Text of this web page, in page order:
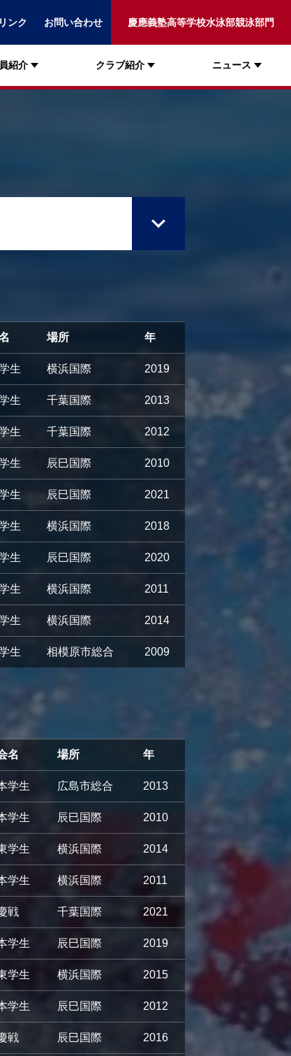
リンク お問い合わせ 慶應義塾高等学校水泳部競泳部門
紹介 クラブ紹介 ニュース
場所 年
生 横浜国際 2019
生 千葉国際 2013
生 千葉国際 2012
生 辰巳国際 2010
生 辰巳国際 2021
生 横浜国際 2018
生 辰巳国際 2020
生 横浜国際 2011
生 横浜国際 2014
生 相模原市総合 2009
名 場所 年
学生 広島市総合 2013
学生 辰巳国際 2010
学生 横浜国際 2014
学生 横浜国際 2011
戦 千葉国際 2021
学生 辰巳国際 2019
学生 横浜国際 2015
学生 辰巳国際 2012
戦 辰巳国際 2016